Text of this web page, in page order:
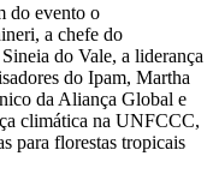
do evento o
a chefe do
do Vale, a liderança
do Ipam, Martha
da Aliança Global e
climática na UNFCCC,
para florestas tropicais